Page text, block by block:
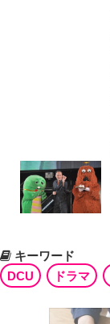
キーワード
DCU
ドラマ